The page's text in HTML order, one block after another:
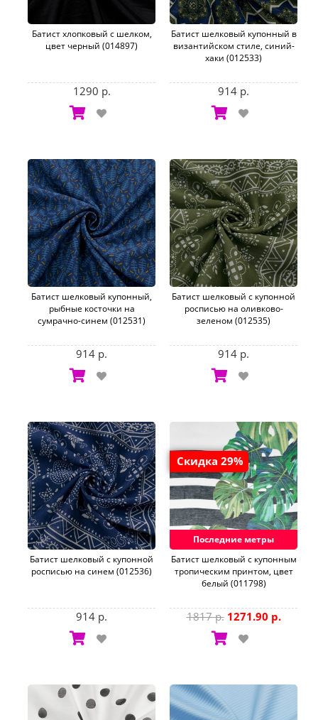
Батист хлопковый с шелком,
цвет черный (014897)
1290 р.
Батист шелковый купонный в
византийском стиле, синий-
хаки (012533)
914 р.
Батист шелковый купонный,
рыбные косточки на
сумрачно-синем (012531)
914 р.
Батист шелковый с купонной
росписью на оливково-
зеленом (012535)
914 р.
Батист шелковый с купонной
росписью на синем (012536)
914 р.
Скидка 29%
Последние метры
Батист шелковый с купонным
тропическим принтом, цвет
белый (011798)
1817 р. 1271.90 р.